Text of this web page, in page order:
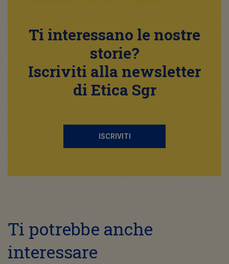
Ti interessano le nostre
storie?
Iscriviti alla newsletter
di Etica Sgr
ISCRIVITI
Ti potrebbe anche
interessare